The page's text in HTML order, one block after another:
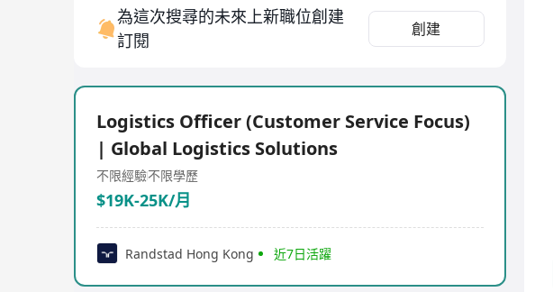
為這次搜尋的未來上新職位創建
訂閱
創建
Logistics Officer (Customer Service Focus)
| Global Logistics Solutions
不限經驗不限學歷
$19K-25K/月
Randstad Hong Kong 近7日活躍